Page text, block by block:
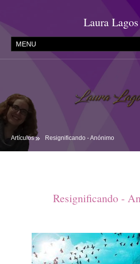
Laura Lagos
Artículos Resignificando - Anónimo
Resignificando -